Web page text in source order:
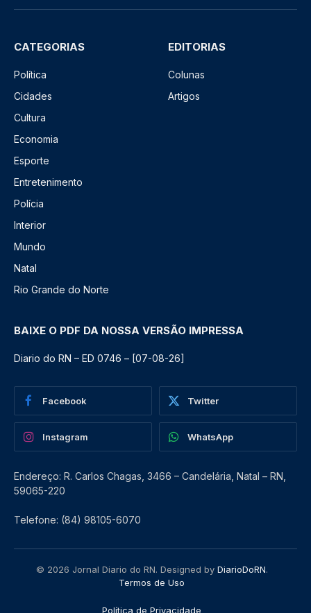
CATEGORIAS
Política
Cidades
Cultura
Economia
Esporte
Entretenimento
Polícia
Interior
Mundo
Natal
Rio Grande do Norte
EDITORIAS
Colunas
Artigos
BAIXE O PDF DA NOSSA VERSÃO IMPRESSA
Diario do RN – ED 0746 – [07-08-26]
Facebook Twitter
Instagram WhatsApp
Endereço: R. Carlos Chagas, 3466 – Candelária, Natal – RN,
59065-220
Telefone: (84) 98105-6070
© 2026 Jornal Diario do RN. Designed by DiarioDoRN.
Termos de Uso
Política de Privacidade